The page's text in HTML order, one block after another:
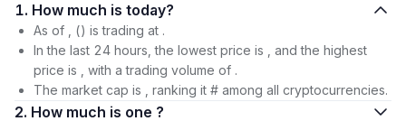
1. How much is today?
As of , () is trading at .
In the last 24 hours, the lowest price is , and the highest
price is , with a trading volume of .
The market cap is , ranking it # among all cryptocurrencies.
2. How much is one ?